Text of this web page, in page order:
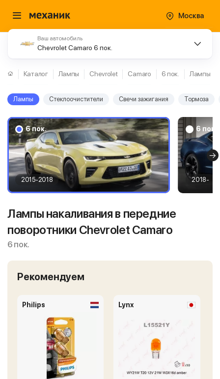
Москва
Ваш автомобиль
Chevrolet Camaro 6 пок.
Каталог Лампы Chevrolet Camaro 6 пок. Лампы
Лампы Стеклоочистители Свечи зажигания Тормоза
6 пок.
2015-2018
6 пок.
2018-
Лампы накаливания в передние
поворотники Chevrolet Camaro
6 пок.
Рекомендуем
Philips Lynx